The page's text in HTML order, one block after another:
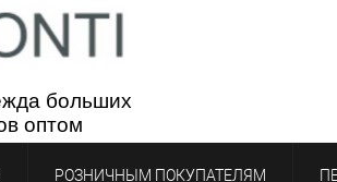
больших
оптом
РОЗНИЧНЫМ ПОКУПАТЕЛЯМ